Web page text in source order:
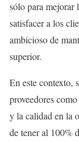
sólo para mejorar
satisfacer a los
ambicioso de
superior.
En este contexto,
proveedores
y la calidad en la
de tener al 100%